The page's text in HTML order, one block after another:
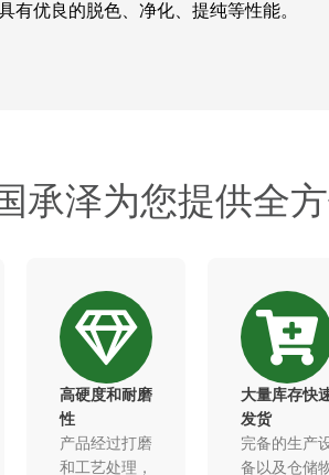
有优良的脱色、净化、提纯等性能。
承泽为您提供全
高硬度和耐磨
性​
产品经过打磨
和工艺处理，
大量库存快
发货
完备的生产
备以及仓储